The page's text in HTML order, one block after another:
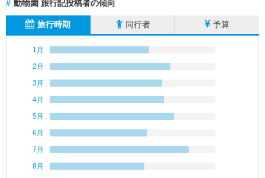
# 動物園 旅行記投稿者の傾向
旅行時期 同行者 予算
1月
2月
3月
4月
5月
6月
7月
8月